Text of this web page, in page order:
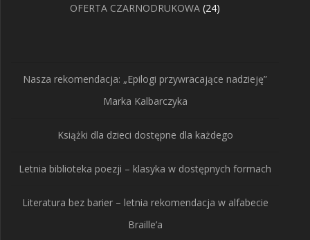
OFERTA CZARNODRUKOWA 2424
Nasza rekomendacja: „Epilogi przywracające nadzieję”
Marka Kalbarczyka
Książki dla dzieci dostępne dla każdego
Letnia biblioteka poezji – klasyka w dostępnych formach
Literatura bez barier – letnia rekomendacja w alfabecie
Braille’a